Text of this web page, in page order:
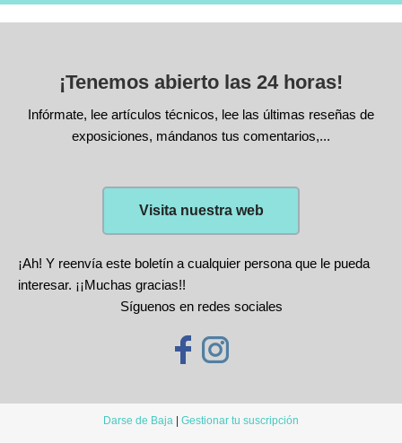
¡Tenemos abierto las 24 horas!
Infórmate, lee artículos técnicos, lee las últimas reseñas de
exposiciones, mándanos tus comentarios,...
Visita nuestra web
¡Ah! Y reenvía este boletín a cualquier persona que le pueda
interesar. ¡¡Muchas gracias!!
Síguenos en redes sociales
Darse de Baja Gestionar tu suscripción